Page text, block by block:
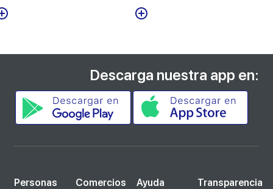
Descarga nuestra app en:
Personas
Comercios
Ayuda
Transparencia